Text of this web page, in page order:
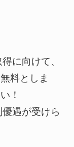
に向けて、
料としま
！
遇が受けら